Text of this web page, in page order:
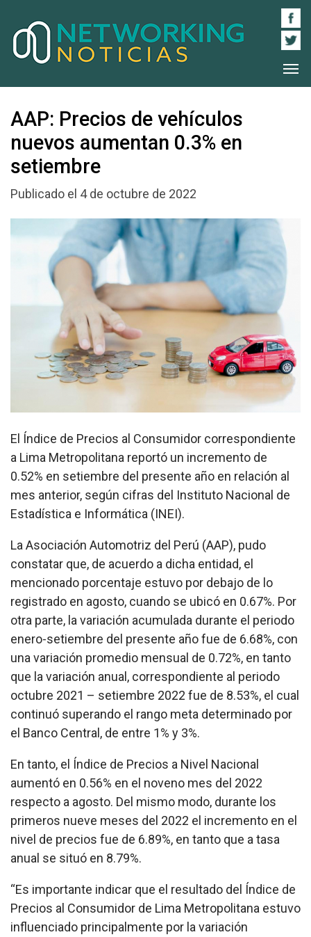
AAP: Precios de vehículos
nuevos aumentan 0.3% en
setiembre
Publicado el 4 de octubre de 2022
El Índice de Precios al Consumidor correspondiente
a Lima Metropolitana reportó un incremento de
0.52% en setiembre del presente año en relación al
mes anterior, según cifras del Instituto Nacional de
Estadística e Informática (INEI).
La Asociación Automotriz del Perú (AAP), pudo
constatar que, de acuerdo a dicha entidad, el
mencionado porcentaje estuvo por debajo de lo
registrado en agosto, cuando se ubicó en 0.67%. Por
otra parte, la variación acumulada durante el periodo
enero-setiembre del presente año fue de 6.68%, con
una variación promedio mensual de 0.72%, en tanto
que la variación anual, correspondiente al periodo
octubre 2021 – setiembre 2022 fue de 8.53%, el cual
continuó superando el rango meta determinado por
el Banco Central, de entre 1% y 3%.
En tanto, el Índice de Precios a Nivel Nacional
aumentó en 0.56% en el noveno mes del 2022
respecto a agosto. Del mismo modo, durante los
primeros nueve meses del 2022 el incremento en el
nivel de precios fue de 6.89%, en tanto que a tasa
anual se situó en 8.79%.
“Es importante indicar que el resultado del Índice de
Precios al Consumidor de Lima Metropolitana estuvo
influenciado principalmente por la variación